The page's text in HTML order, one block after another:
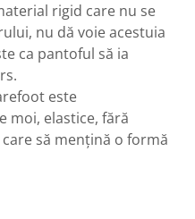
rigid care nu se
nu dă voie acestuia
ca pantoful să ia
este
moi, elastice, fără
să mențină o formă